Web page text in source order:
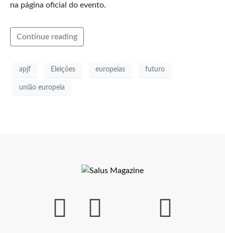
na página oficial do evento.
Continue reading
apjf Eleições europeias futuro
união europeia